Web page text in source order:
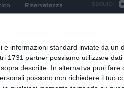
informazioni standard inviate da un
1731 partner possiamo utilizzare dati
descritte. In alternativa puoi fare
possono non richiedere il tuo
Riservatezza SEGUICI